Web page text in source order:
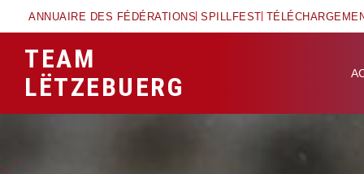
ANNUAIRE DES FÉDÉRATIONS SPILLFEST
TEAM
LËTZEBUERG